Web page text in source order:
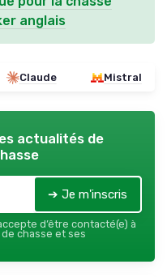
anglais
Claude Mistral
actualités de
➔ Je m'inscris
d’être contacté(e) à
chasse et ses